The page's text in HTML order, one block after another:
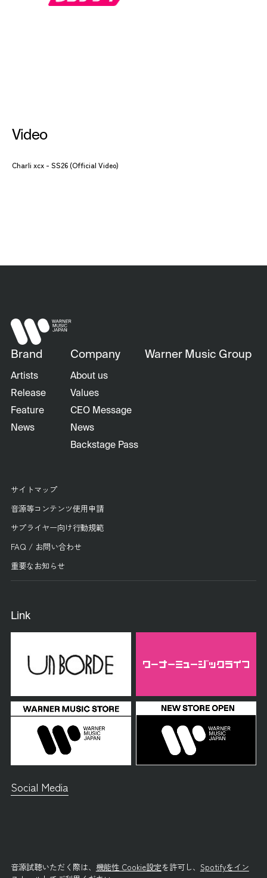
Video
Charli xcx - SS26 (Official Video)
Brand
Artists
Release
Feature
News
Company
About us
Values
CEO Message
News
Backstage Pass
Warner Music Group
サイトマップ
音源等コンテンツ使用申請
サプライヤー向け行動規範
FAQ / お問い合わせ
重要なお知らせ
Link
Social Media
音源試聴いただく際は、 機能性 Cookie設定を許可し、 Spotifyをイン